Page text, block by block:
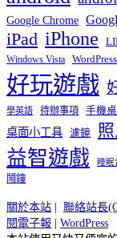
Google Chrome
iPad iPhone
Windows Vista
好玩遊戲
學英語 待辦事項 手機
桌面小工具 濾鏡
益智遊戲 睡眠
鬧鐘
關於本站 | 聯絡站長
閱電子報 | WordPress